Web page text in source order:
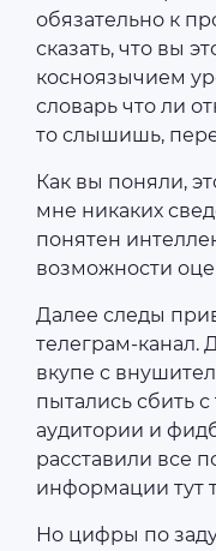
обязательно к
сказать, что вы
косноязычием
словарь что ли
то слышишь,
Как вы поняли,
мне никаких
понятен
возможности
Далее следы
телеграм-канал.
вкупе с
пытались сбить
аудитории и
расставили все
информации тут
Но цифры по